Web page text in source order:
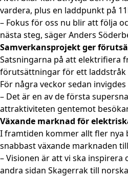
vardera, plus en laddpunkt på
– Fokus för oss nu blir att följa
nästa steg, säger Anders
Samverkansprojekt ger
Satsningarna på att elektrifiera
förutsättningar för ett laddstråk
För några veckor sedan
– Det är en av de första
attraktiviteten gentemot
Växande marknad för
I framtiden kommer allt fler nya
snabbast växande marknaden
– Visionen är att vi ska
andra sidan Skagerrak till